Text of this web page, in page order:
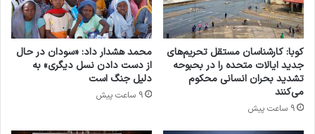
مجلس ملی پاکستان مدعی شد به قدرت رسیدن
طالبان در افغانستان به شورشیان پاکستانی از جمله
تی‌تی‌پی توان بیشتری داده است تا حملات
تروریستی در این کشور را افزایش دهند. به گفته این
مجلس، حملات تروریستی در مناطق مرزی با
کوبا: کارشناسان مستقل تحریم‌های
جدید ایالات متحده را در بحبوحه
تشدید بحران انسانی محکوم
می‌کنند
9 ساعت پیش
محمد هشدار داد: «سودان در حال
از دست دادن نسل دیگری» به
دلیل جنگ است
9 ساعت پیش